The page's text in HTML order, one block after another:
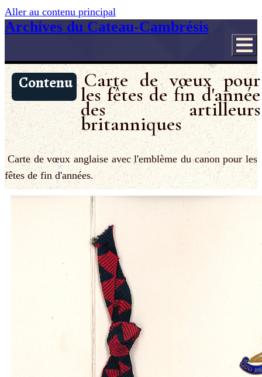
Aller au contenu principal
Archives du Cateau-Cambrésis
Contenu Carte de vœux pour
les fêtes de fin d'année
des artilleurs
britanniques
Carte de vœux anglaise avec l'emblème du canon pour les
fêtes de fin d'années.